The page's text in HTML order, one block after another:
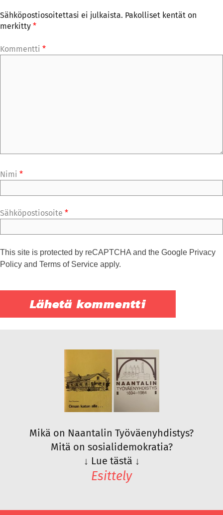
Sähköpostiosoitettasi ei julkaista. Pakolliset kentät on
merkitty *
Kommentti *
Nimi *
Sähköpostiosoite *
This site is protected by reCAPTCHA and the Google Privacy
Policy and Terms of Service apply.
Mikä on Naantalin Työväenyhdistys?
Mitä on sosialidemokratia?
↓ Lue tästä ↓
Esittely